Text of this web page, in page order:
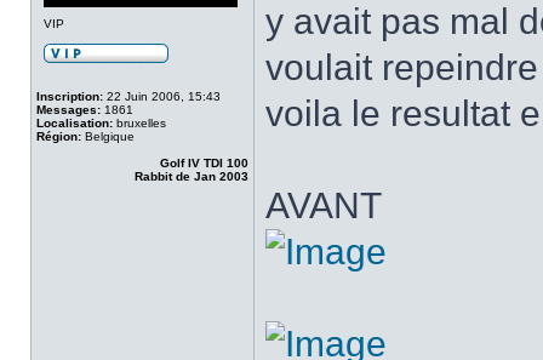
VIP
Inscription: 22 Juin 2006, 15:43
Messages: 1861
Localisation: bruxelles
Région: Belgique
Golf IV TDI 100
Rabbit de Jan 2003
y avait pas mal
voulait
voila le resultat
AVANT